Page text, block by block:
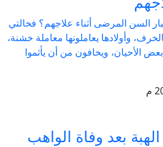
السن المرضى أثناء علاجهم؟ فخالتي
وأولادها يعاملونها معاملة خشنة،
الأحيان، ويخافون من أن يأثموا
بعد وفاة الواهب